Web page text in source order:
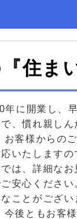
住ま
年に開業し、
、慣れ親し
お客様からの
いたします
では、詳細な
安心くださ
なことがござ
今後ともお客